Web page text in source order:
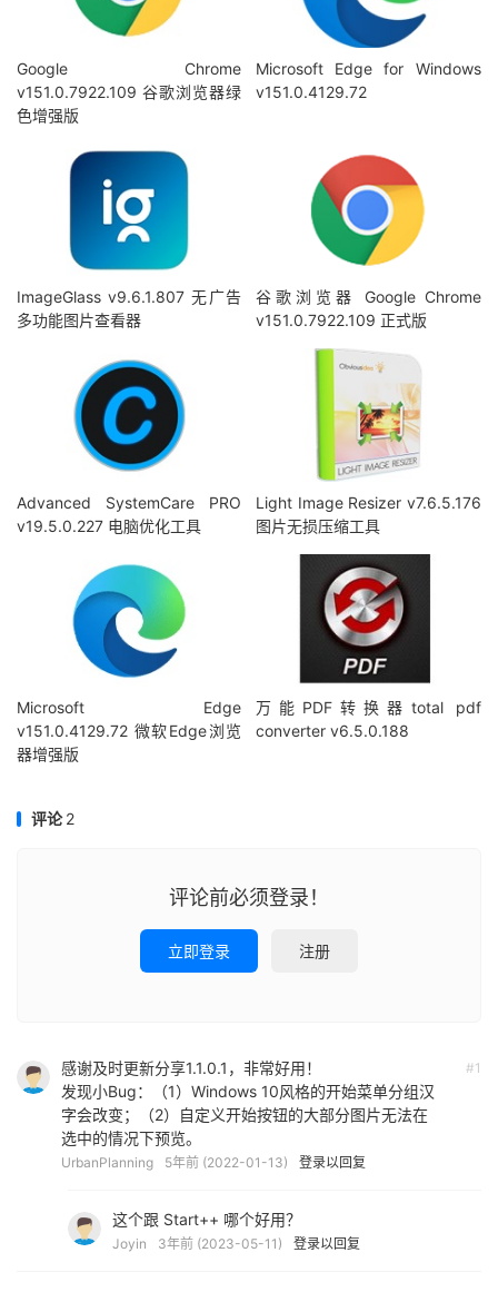
Google Chrome
v151.0.7922.109 谷歌浏览器绿
色增强版
Microsoft Edge for Windows
v151.0.4129.72
ImageGlass v9.6.1.807 无广告
多功能图片查看器
谷歌浏览器 Google Chrome
v151.0.7922.109 正式版
Advanced SystemCare PRO
v19.5.0.227 电脑优化工具
Light Image Resizer v7.6.5.176
图片无损压缩工具
Microsoft Edge
v151.0.4129.72 微软Edge浏览
器增强版
万能PDF转换器total pdf
converter v6.5.0.188
评论2
评论前必须登录！
立即登录 注册
#1
感谢及时更新分享1.1.0.1，非常好用！
发现小Bug：（1）Windows 10风格的开始菜单分组汉
字会改变；（2）自定义开始按钮的大部分图片无法在
选中的情况下预览。
UrbanPlanning 5年前 (2022-01-13) 登录以回复
这个跟 Start++ 哪个好用？
Joyin 3年前 (2023-05-11) 登录以回复